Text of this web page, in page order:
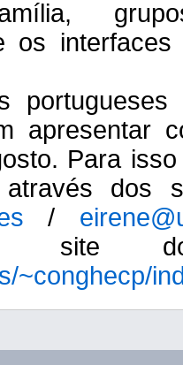
os
portugueses
apresentar
Para
dos
/
site do
~conghecp/